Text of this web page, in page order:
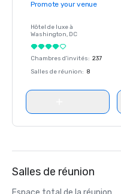
Promote your venue
Hôtel de luxe à
Washington, DC
Chambres d'invités: 237
Salles de réunion: 8
Salles de réunion